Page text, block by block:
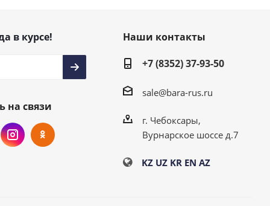
в курсе!
на связи
Наши контакты
+7 (8352) 37-93-50
sale@bara-rus.ru
г. Чебоксары,
Вурнарское шоссе д.7
KZ UZ KR EN AZ